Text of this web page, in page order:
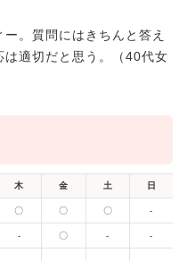
。質問にはきちんと答え
適切だと思う。（40代女
木 金 土 日
〇 〇 〇 -
- 〇 - -